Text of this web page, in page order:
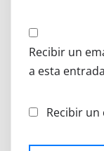
Recibir un
a esta
Recibir un